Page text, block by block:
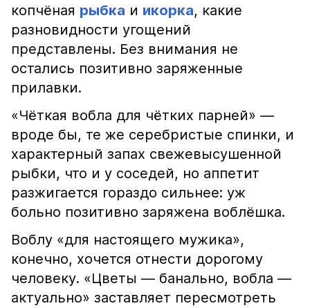
копчёная рыбка и икорка, какие
разновидности угощений
представлены. Без внимания не
остались позитивно заряженные
прилавки.
«Чёткая вобла для чётких парней» —
вроде бы, те же серебристые спинки, и
характерный запах свежевысушенной
рыбки, что и у соседей, но аппетит
разжигается гораздо сильнее: уж
больно позитивно заряжена воблёшка.
Воблу «для настоящего мужика»,
конечно, хочется отнести дорогому
человеку. «Цветы — банально, вобла —
актуально» заставляет пересмотреть